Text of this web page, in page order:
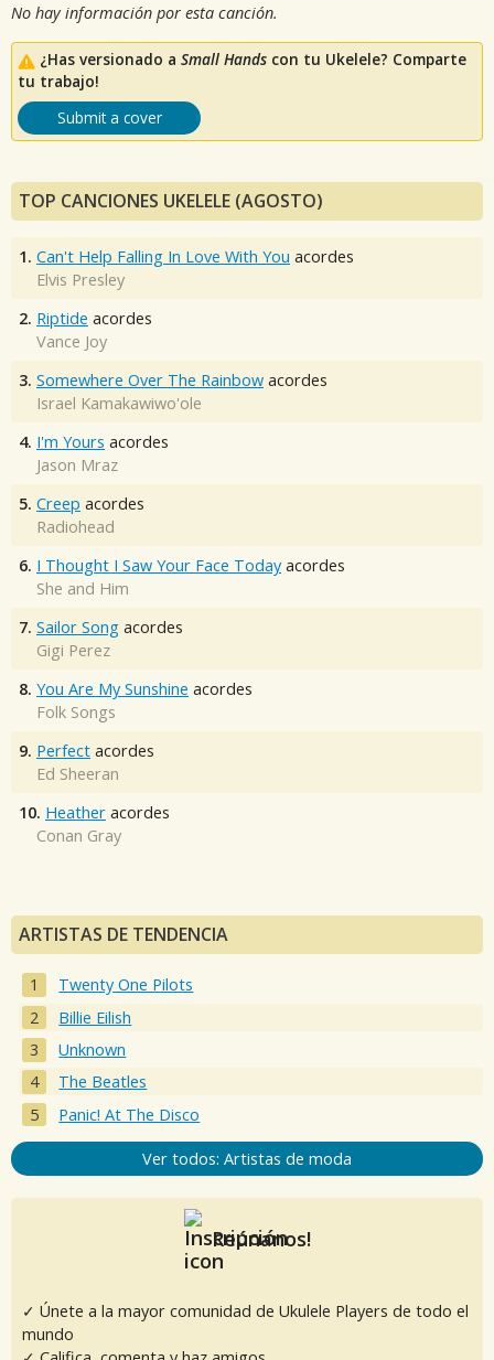
No hay información por esta canción.
¿Has versionado a Small Hands con tu Ukelele? Comparte
tu trabajo!
Submit a cover
TOP CANCIONES UKELELE (AGOSTO)
1. Can't Help Falling In Love With You acordes
Elvis Presley
2. Riptide acordes
Vance Joy
3. Somewhere Over The Rainbow acordes
Israel Kamakawiwo'ole
4. I'm Yours acordes
Jason Mraz
5. Creep acordes
Radiohead
6. I Thought I Saw Your Face Today acordes
She and Him
7. Sailor Song acordes
Gigi Perez
8. You Are My Sunshine acordes
Folk Songs
9. Perfect acordes
Ed Sheeran
10. Heather acordes
Conan Gray
ARTISTAS DE TENDENCIA
Twenty One Pilots
Billie Eilish
Unknown
The Beatles
Panic! At The Disco
Ver todos: Artistas de moda
Reúnanos!
✓ Únete a la mayor comunidad de Ukulele Players de todo el
mundo